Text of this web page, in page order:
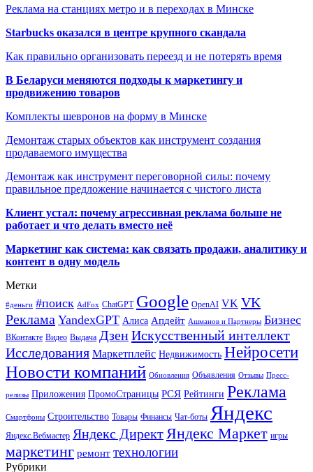
Реклама на станциях метро и в переходах в Минске
Starbucks оказался в центре крупного скандала
Как правильно организовать переезд и не потерять время
В Беларуси меняются подходы к маркетингу и
продвижению товаров
Комплекты шевронов на форму в Минске
Демонтаж старых объектов как инструмент создания
продаваемого имущества
Демонтаж как инструмент переговорной силы: почему
правильное предложение начинается с чистого листа
Клиент устал: почему агрессивная реклама больше не
работает и что делать вместо неё
Маркетинг как система: как связать продажи, аналитику и
контент в одну модель
Метки
#деньги #поиск AdFox ChatGPT Google OpenAI VK VK
Реклама YandexGPT Алиса Апдейт Ашманов и Партнеры Бизнес
ВКонтакте Видео Выдача ДзенИскусственный интеллект
Исследования Маркетплейс Недвижимость Нейросети
Новости компаний Обновления Объявления Отзывы Пресс-
релизы Приложения ПромоСтраницы РСЯ Рейтинги Реклама
Смартфоны Строительство Товары Финансы Чат-боты Яндекс
Яндекс.Вебмастер Яндекс Директ Яндекс Маркет игры
маркетинг ремонт технологии
Рубрики